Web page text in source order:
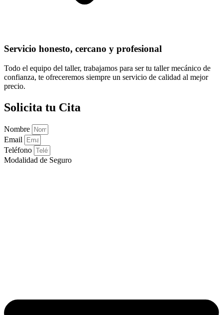
Servicio honesto, cercano y profesional
Todo el equipo del taller, trabajamos para ser tu taller mecánico de
confianza, te ofreceremos siempre un servicio de calidad al mejor
precio.
Solicita tu Cita
Nombre
Email
Teléfono
Modalidad de Seguro